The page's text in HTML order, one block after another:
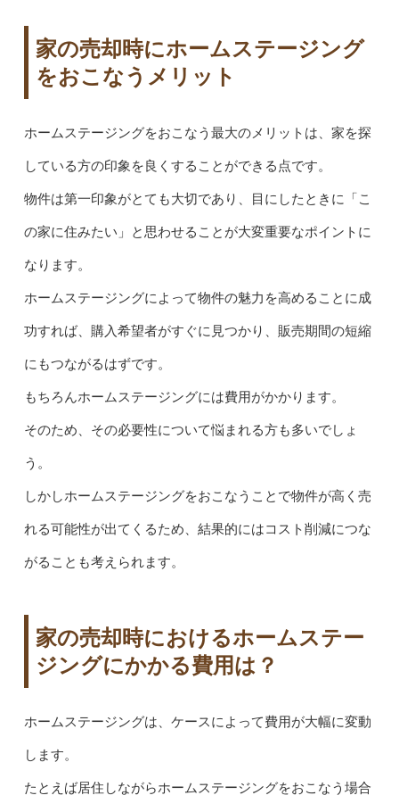
家の売却時にホームステージング
をおこなうメリット
ホームステージングをおこなう最大のメリットは、家を探
している方の印象を良くすることができる点です。
物件は第一印象がとても大切であり、目にしたときに「こ
の家に住みたい」と思わせることが大変重要なポイントに
なります。
ホームステージングによって物件の魅力を高めることに成
功すれば、購入希望者がすぐに見つかり、販売期間の短縮
にもつながるはずです。
もちろんホームステージングには費用がかかります。
そのため、その必要性について悩まれる方も多いでしょ
う。
しかしホームステージングをおこなうことで物件が高く売
れる可能性が出てくるため、結果的にはコスト削減につな
がることも考えられます。
家の売却時におけるホームステー
ジングにかかる費用は？
ホームステージングは、ケースによって費用が大幅に変動
します。
たとえば居住しながらホームステージングをおこなう場合